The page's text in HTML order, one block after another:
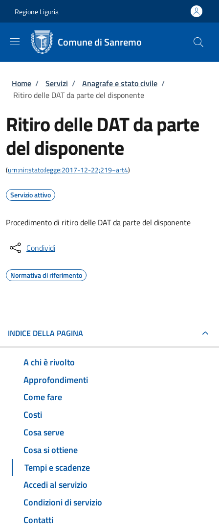
Regione Liguria
Comune di Sanremo
Briciole di pane
Home / Servizi / Anagrafe e stato civile /
Ritiro delle DAT da parte del disponente
Ritiro delle DAT da parte
del disponente
(urn:nir:stato:legge:2017-12-22;219~art4)
Servizio attivo
Procedimento di ritiro delle DAT da parte del disponente
Condividi
Normativa di riferimento
INDICE DELLA PAGINA
A chi è rivolto
Approfondimenti
Come fare
Costi
Cosa serve
Cosa si ottiene
Tempi e scadenze
Accedi al servizio
Condizioni di servizio
Contatti